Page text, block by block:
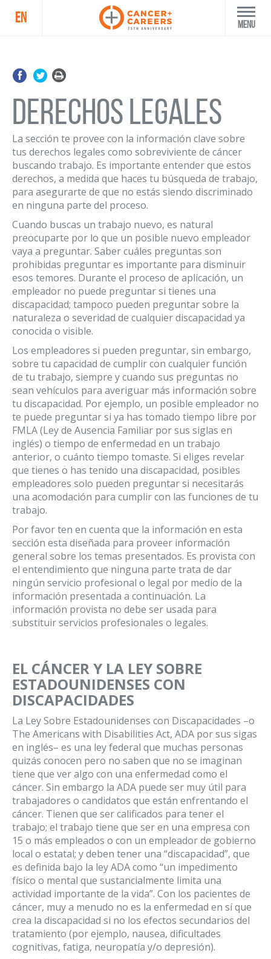
EN Menu
Derechos legales
La sección te provee con la información clave sobre
tus derechos legales como sobreviviente de cáncer
buscando trabajo. Es importante entender que estos
derechos, a medida que haces tu búsqueda de trabajo,
para asegurarte de que no estás siendo discriminado
en ninguna parte del proceso.
Cuando buscas un trabajo nuevo, es natural
preocuparte por lo que un posible nuevo empleador
vaya a preguntar. Saber cuáles preguntas son
prohibidas preguntar es importante para disminuir
esos temores. Durante el proceso de aplicación, un
empleador no puede preguntar si tienes una
discapacidad; tampoco pueden preguntar sobre la
naturaleza o severidad de cualquier discapacidad ya
conocida o visible.
Los empleadores si pueden preguntar, sin embargo,
sobre tu capacidad de cumplir con cualquier función
de tu trabajo, siempre y cuando sus preguntas no
sean vehículos para averiguar más información sobre
tu discapacidad. Por ejemplo, un posible empleador no
te puede preguntar si ya has tomado tiempo libre por
FMLA (Ley de Ausencia Familiar por sus siglas en
inglés) o tiempo de enfermedad en un trabajo
anterior, o cuánto tiempo tomaste. Si eliges revelar
que tienes o has tenido una discapacidad, posibles
empleadores solo pueden preguntar si necesitarás
una acomodación para cumplir con las funciones de tu
trabajo.
Por favor ten en cuenta que la información en esta
sección esta diseñada para proveer información
general sobre los temas presentados. Es provista con
el entendimiento que ninguna parte trata de dar
ningún servicio profesional o legal por medio de la
información presentada a continuación. La
información provista no debe ser usada para
substituir servicios profesionales o legales.
EL CÁNCER Y LA LEY SOBRE
ESTADOUNIDENSES CON
DISCAPACIDADES
La Ley Sobre Estadounidenses con Discapacidades –o
The Americans with Disabilities Act, ADA por sus sigas
en inglés– es una ley federal que muchas personas
quizás conocen pero no saben que no se imaginan
tiene que ver algo con una enfermedad como el
cáncer. Sin embargo la ADA puede ser muy útil para
trabajadores o candidatos que están enfrentando el
cáncer. Tienen que ser calificados para tener el
trabajo; el trabajo tiene que ser en una empresa con
15 o más empleados o con un empleador de gobierno
local o estatal; y deben tener una “discapacidad”, que
es definida bajo la ley ADA como “un impedimento
físico o mental que sustancialmente limita una
actividad importante de la vida”. Con los pacientes de
cáncer, muy a menudo no es la enfermedad en sí que
crea la discapacidad si no los efectos secundarios del
tratamiento (por ejemplo, nausea, dificultades
cognitivas, fatiga, neuropatía y/o depresión).